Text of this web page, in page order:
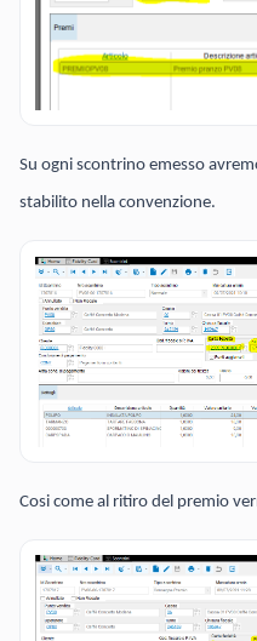
Su ogni scontrino emesso
stabilito nella convenzione.
Cosi come al ritiro del premio